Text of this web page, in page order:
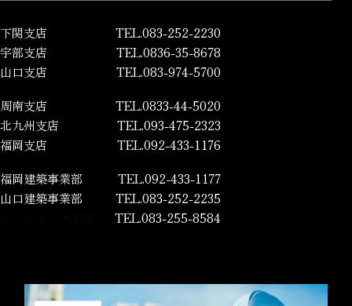
下関支店
TEL.083-252-2230
宇部支店
TEL.0836-35-8678
山口支店
TEL.083-974-5700
周南支店
TEL.0833-44-5020
北九州支店
TEL.093-475-2323
福岡支店
TEL.092-433-1176
福岡建築事業部
TEL.092-433-1177
山口建築事業部
TEL.083-252-2235
TEL.083-255-8584